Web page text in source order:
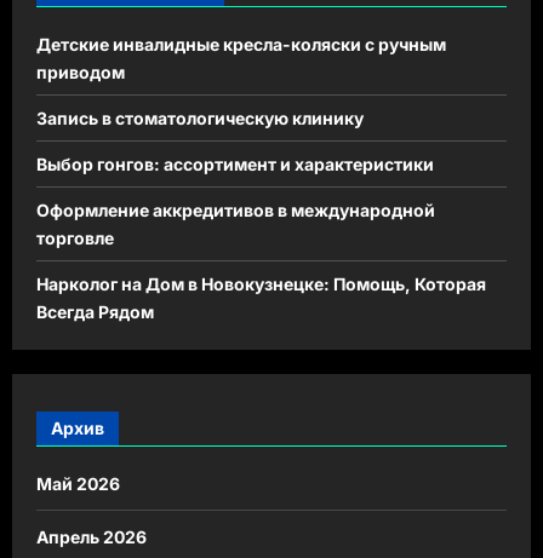
Детские инвалидные кресла-коляски с ручным
приводом
Запись в стоматологическую клинику
Выбор гонгов: ассортимент и характеристики
Оформление аккредитивов в международной
торговле
Нарколог на Дом в Новокузнецке: Помощь, Которая
Всегда Рядом
Архив
Май 2026
Апрель 2026